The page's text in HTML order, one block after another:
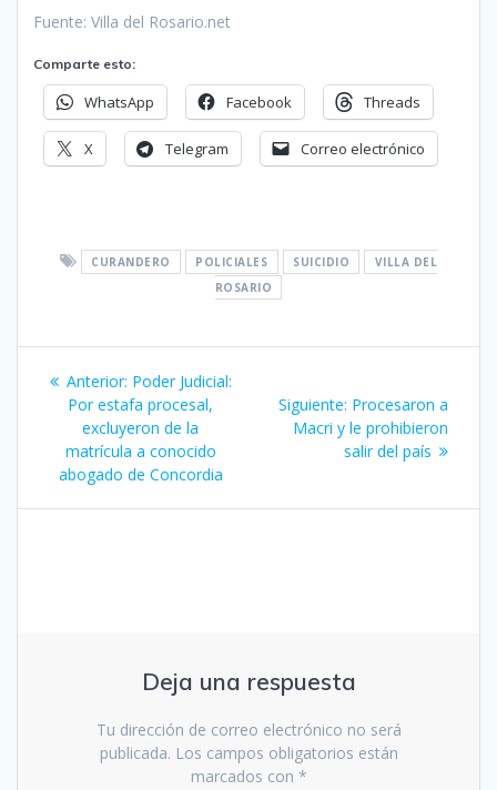
Fuente: Villa del Rosario.net
Comparte esto:
WhatsApp Facebook Threads
X Telegram Correo electrónico
CURANDERO POLICIALES SUICIDIO
VILLA DEL
ROSARIO
Navegación
entradas
Anterior: Entrada
anterior:
Poder Judicial:
Por estafa procesal,
excluyeron de la
matrícula a conocido
abogado de Concordia
Siguiente: Siguiente
entrada:
Procesaron a
Macri y le prohibieron
salir del país
Deja una respuesta
Tu dirección de correo electrónico no será
publicada. Los campos obligatorios están
marcados con *